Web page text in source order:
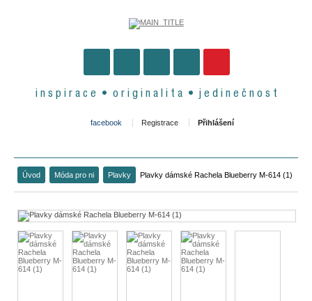
i n s p i r a c e • o r i g i n a l i t a • j e d i n e č n o s t
facebook Registrace Přihlášení
Úvod Móda pro ni Plavky Plavky dámské Rachela Blueberry M-614 (1)